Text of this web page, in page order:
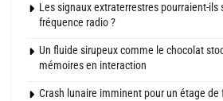
Les signaux extraterrestres pourraient-ils
fréquence radio ?
Un fluide sirupeux comme le chocolat
mémoires en interaction
Crash lunaire imminent pour un étage de